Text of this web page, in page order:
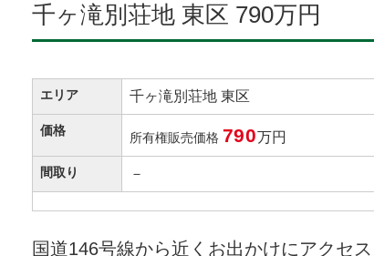
千ヶ滝別荘地 東区 790万円
エリア 千ヶ滝別荘地 東区
価格 所有権販売価格 790万円
間取り －
国道146号線から近くお出かけにアクセ